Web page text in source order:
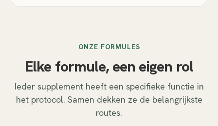
ONZE FORMULES
Elke formule, een eigen rol
Ieder supplement heeft een specifieke functie in
het protocol. Samen dekken ze de belangrijkste
routes.